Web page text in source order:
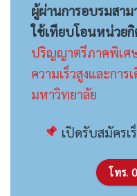
ผู้ผ่านการอบรมสา
ใช้เทียบโอนหน่วย
ปริญญาตรีภาคพิเศษ
ความเร็วสูงและกา
มหาวิทยาลัย
เปิดรับสมัคร
โทร.